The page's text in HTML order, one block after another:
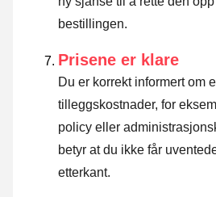
bestillingen.
Prisene er klare
Du er korrekt informert om
tilleggskostnader, for
policy eller
betyr at du ikke får
etterkant.